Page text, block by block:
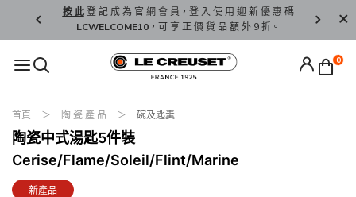
按 此登 記 成 為 官 網 會 員，登 入 使 用 迎 新 優 惠 碼
LCWELCOME10，可 享 正 價 貨 品 額 外 9 折。
香 港 / 澳
0
首頁 陶 瓷 產 品 碗及匙羹
陶瓷中式湯匙5件裝
Cerise/Flame/Soleil/Flint/Marine
新產品